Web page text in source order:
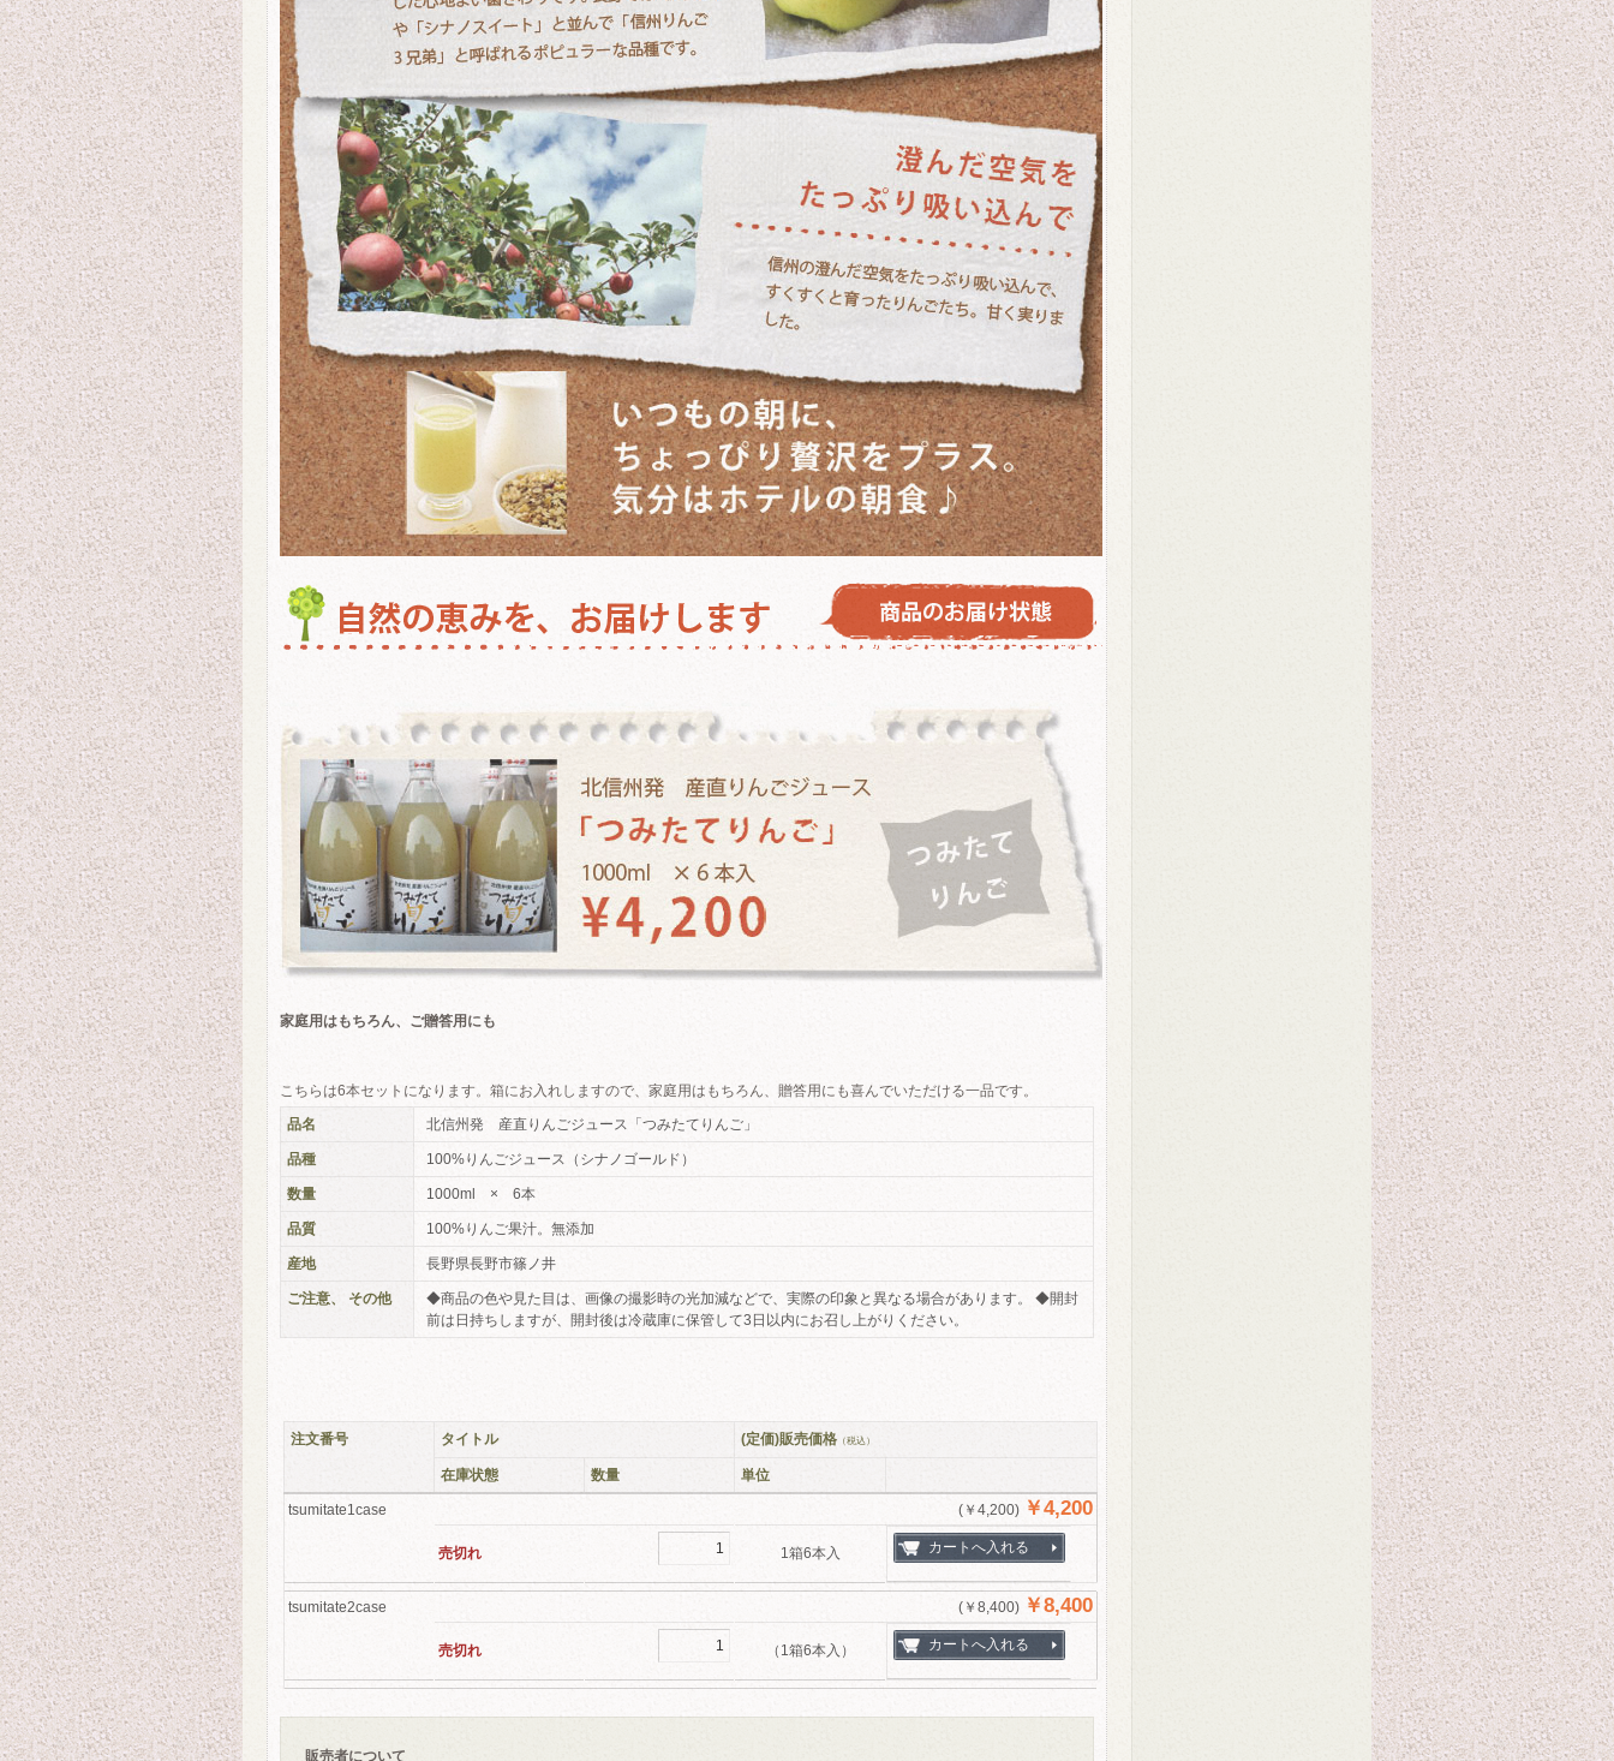
家庭用はもちろん、ご贈答用にも
こちらは6本セットになります。箱にお入れしますので、家庭用はもちろん、贈答用にも喜んでいただける一品です。
品名
北信州発 産直りんごジュース「つみたてりんご」
品種 100%りんごジュース（シナノゴールド）
数量 1000ml × 6本
品質 100%りんご果汁。無添加
産地 長野県長野市篠ノ井
ご注意、 その他
◆商品の色や見た目は、画像の撮影時の光加減などで、実際の印象と異なる場合があります。 ◆開封
前は日持ちしますが、開封後は冷蔵庫に保管して3日以内にお召し上がりください。
注文番号 タイトル (定価)販売価格 （税込）
在庫状態 数量 単位
tsumitate1case (￥4,200) ￥4,200
売切れ 1箱6本入
tsumitate2case (￥8,400) ￥8,400
売切れ （1箱6本入）
販売者について